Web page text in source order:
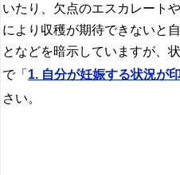
脱ぐ夢・裸の夢の夢占い
・・・
『は』から始まる夢
『ひ』から始まる夢
いたり、欠点のエスカレート
により収穫が期待できないと
となどを暗示していますが、
で「 1. 自分が妊娠する状況が
さい。